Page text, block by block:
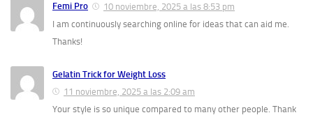
Femi Pro
10 noviembre, 2025 a las 8:53 pm
I am continuously searching online for ideas that can aid me.
Thanks!
Gelatin Trick for Weight Loss
11 noviembre, 2025 a las 2:09 am
Your style is so unique compared to many other people. Thank